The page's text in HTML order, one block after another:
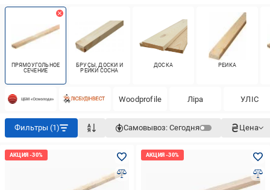
ПРЯМОУГОЛЬНОЕ
СЕЧЕНИЕ
БРУСЫ, ДОСКИ И
РЕЙКИ СОСНА
ДОСКА РЕЙКА
Woodprofile Ліра УЛІС
Фильтры (1) Самовывоз: Сегодня Цена